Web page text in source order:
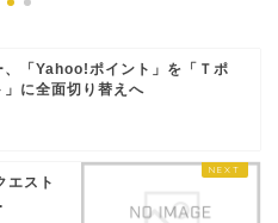
、「Yahoo!ポイント」を「Ｔポ
」に全面切り替えへ
エスト